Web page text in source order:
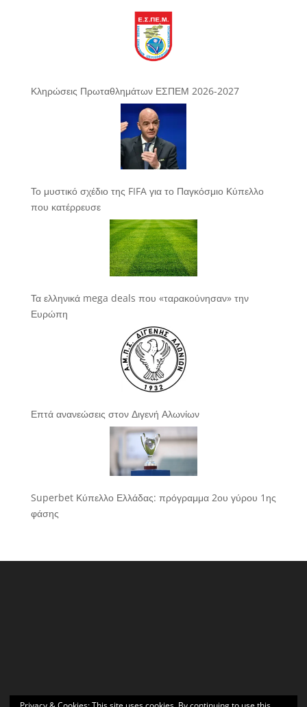
Κληρώσεις Πρωταθλημάτων ΕΣΠΕΜ 2026-2027
Το μυστικό σχέδιο της FIFA για το Παγκόσμιο Κύπελλο
που κατέρρευσε
Τα ελληνικά mega deals που «ταρακούνησαν» την
Ευρώπη
Επτά ανανεώσεις στον Διγενή Αλωνίων
Superbet Κύπελλο Ελλάδας: πρόγραμμα 2ου γύρου 1ης
φάσης